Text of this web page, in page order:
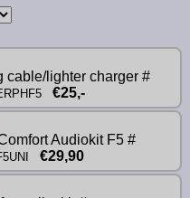
cable/lighter charger #
€25,-
Audiokit F5 #
€29,90